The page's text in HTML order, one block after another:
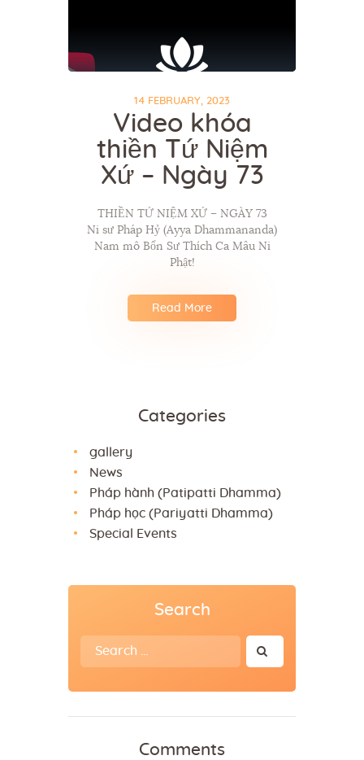
14 FEBRUARY, 2023
Video khóa
thiền Tứ Niệm
Xứ – Ngày 73
THIỀN TỨ NIỆM XỨ – NGÀY 73
Ni sư Pháp Hỷ (Ayya Dhammananda)
Nam mô Bổn Sư Thích Ca Mâu Ni
Phật!
Read More
Categories
gallery
News
Pháp hành (Patipatti Dhamma)
Pháp học (Pariyatti Dhamma)
Special Events
Search
Search
for:
Comments